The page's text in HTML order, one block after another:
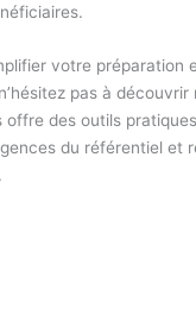
votre préparation
pas à découvrir
offre des outils
du référentiel et